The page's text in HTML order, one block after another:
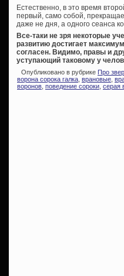
Естественно, в это время
первый, само собой,
даже не дня, а одного сеанса
Все-таки не зря некоторые
развитию достигает
согласен. Видимо, правы и
уступающий таковому у
Опубликовано в рубрике Про
ворона сорока галка врановые
воронов поведение сороки серая